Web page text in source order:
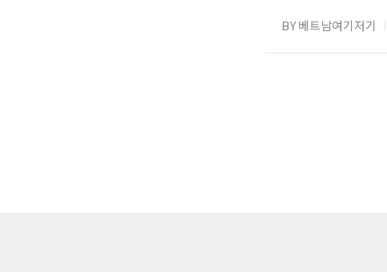
니다. 베트남 밤문화는 그 독특한 매력 및 특징과 활기찬 모습으로 동남아시아 지역에서 독보적인 위치를 차지하고 있
지샵 등의 업종 방식
BY 베트남여기저기